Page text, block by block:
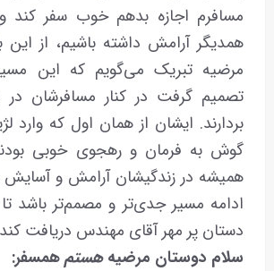
مسافرم اجازه بدهم خوب سفر کند
همدیگر آرامش داشته باشیم، از
مرضیه تبریک می‌گویم که این
تصمیم گرفت در کنار مسافرشان
بردارند. ایشان از همان اول که وارد
گوش به فرمان و رهجوی خوبی
همیشه در زندگیشان آرامش و آسایش
ادامه مسیر جدی‌تر و مصمم‌تر باشد
دستان پر مهر آقای مهندس دریافت
سلام دوستان مرضیه هستمهمسفر: